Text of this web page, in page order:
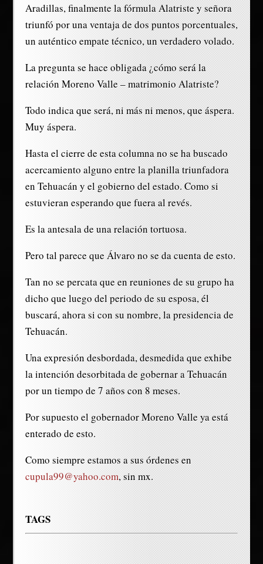
Aradillas, finalmente la fórmula Alatriste y señora
triunfó por una ventaja de dos puntos porcentuales,
un auténtico empate técnico, un verdadero volado.
La pregunta se hace obligada ¿cómo será la
relación Moreno Valle – matrimonio Alatriste?
Todo indica que será, ni más ni menos, que áspera.
Muy áspera.
Hasta el cierre de esta columna no se ha buscado
acercamiento alguno entre la planilla triunfadora
en Tehuacán y el gobierno del estado. Como si
estuvieran esperando que fuera al revés.
Es la antesala de una relación tortuosa.
Pero tal parece que Álvaro no se da cuenta de esto.
Tan no se percata que en reuniones de su grupo ha
dicho que luego del periodo de su esposa, él
buscará, ahora si con su nombre, la presidencia de
Tehuacán.
Una expresión desbordada, desmedida que exhibe
la intención desorbitada de gobernar a Tehuacán
por un tiempo de 7 años con 8 meses.
Por supuesto el gobernador Moreno Valle ya está
enterado de esto.
Como siempre estamos a sus órdenes en
cupula99@yahoo.com, sin mx.
TAGS